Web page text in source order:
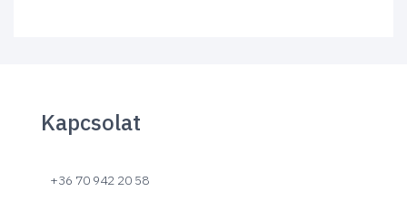
Kapcsolat
+36 70 942 20 58